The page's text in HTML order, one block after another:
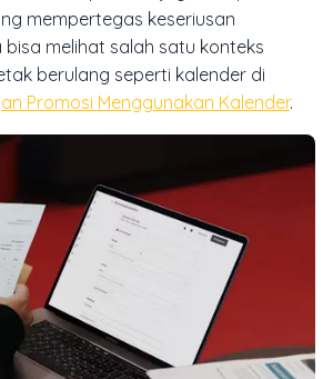
mempertegas keseriusan
bisa melihat salah satu konteks
berulang seperti kalender di
Promosi Menggunakan Kalender.